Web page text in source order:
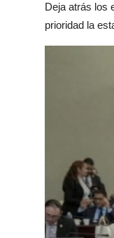
Deja atrás los
prioridad la